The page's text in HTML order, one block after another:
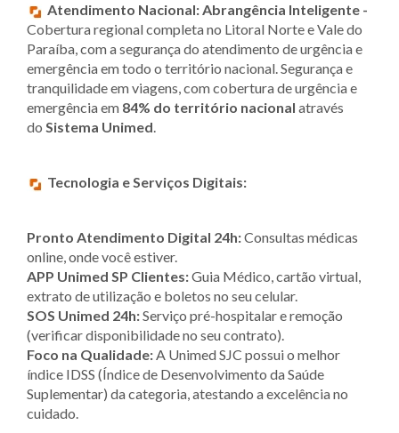
Atendimento Nacional:Abrangência Inteligente -
Cobertura regional completa no Litoral Norte e Vale do
Paraíba, com a segurança do atendimento de urgência e
emergência em todo o território nacional. Segurança e
tranquilidade em viagens, com cobertura de urgência e
emergência em 84% do território nacional através
do Sistema Unimed.
Tecnologia e Serviços Digitais:
Pronto Atendimento Digital 24h:Consultas médicas
online, onde você estiver.
APP Unimed SP Clientes:Guia Médico, cartão virtual,
extrato de utilização e boletos no seu celular.
SOS Unimed 24h:Serviço pré-hospitalar e remoção
(verificar disponibilidade no seu contrato).
Foco na Qualidade:A Unimed SJC possui o melhor
índice IDSS (Índice de Desenvolvimento da Saúde
Suplementar) da categoria, atestando a excelência no
cuidado.